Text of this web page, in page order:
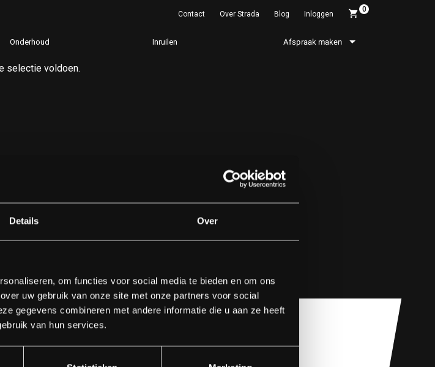
Details Over
om functies voor social media te bieden en om ons
uw gebruik van onze site met onze partners voor social
gegevens combineren met andere informatie die u aan ze heeft
van hun services.
Contact Over Strada Blog Inloggen
0
Onderhoud Inruilen Afspraak maken
selectie voldoen.
Direct naar Openingstijden